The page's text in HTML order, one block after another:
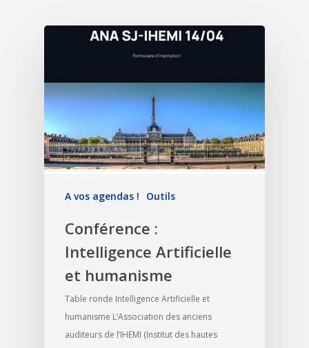
A vos agendas ! Outils
Conférence :
Intelligence Artificielle
et humanisme
Table ronde Intelligence Artificielle et
humanisme L’Association des anciens
auditeurs de l’IHEMI (Institut des hautes